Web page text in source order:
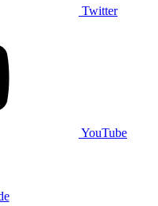
Twitter
YouTube